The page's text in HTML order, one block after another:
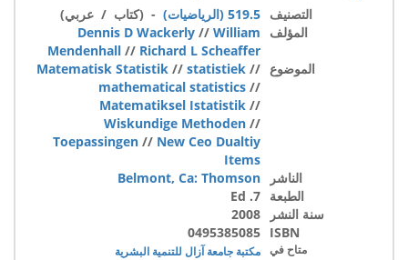
التصنيف 519.5 (الرياضيات)
- (كتاب / عربي)
المؤلف
Dennis D Wackerly // William
Mendenhall // Richard L Scheaffer
الموضوع
Matematisk Statistik // statistiek //
mathematical statistics //
Matematiksel Istatistik //
Wiskundige Methoden //
Toepassingen // New Ceo Dualtiy
Items
الناشر
Belmont, Ca: Thomson
الطبعة 7. Ed
سنة النشر
2008
ISBN
0495385085
متاح في مكتبة جامعة آزال للتنمية البشرية